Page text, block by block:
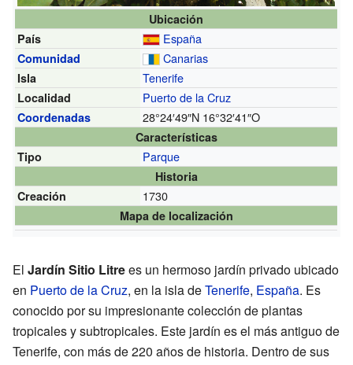
Ubicación
País
España
Comunidad Canarias
Isla Tenerife
Localidad Puerto de la Cruz
Coordenadas 28°24′49″N 16°32′41″O
Características
Tipo
Parque
Historia
Creación
1730
Mapa de localización
El Jardín Sitio Litrees un hermoso jardín privado ubicado
en Puerto de la Cruz, en la isla deTenerife, España. Es
conocido por su impresionante colección de plantas
tropicales y subtropicales. Este jardín es el más antiguo de
Tenerife, con más de 220 años de historia. Dentro de sus